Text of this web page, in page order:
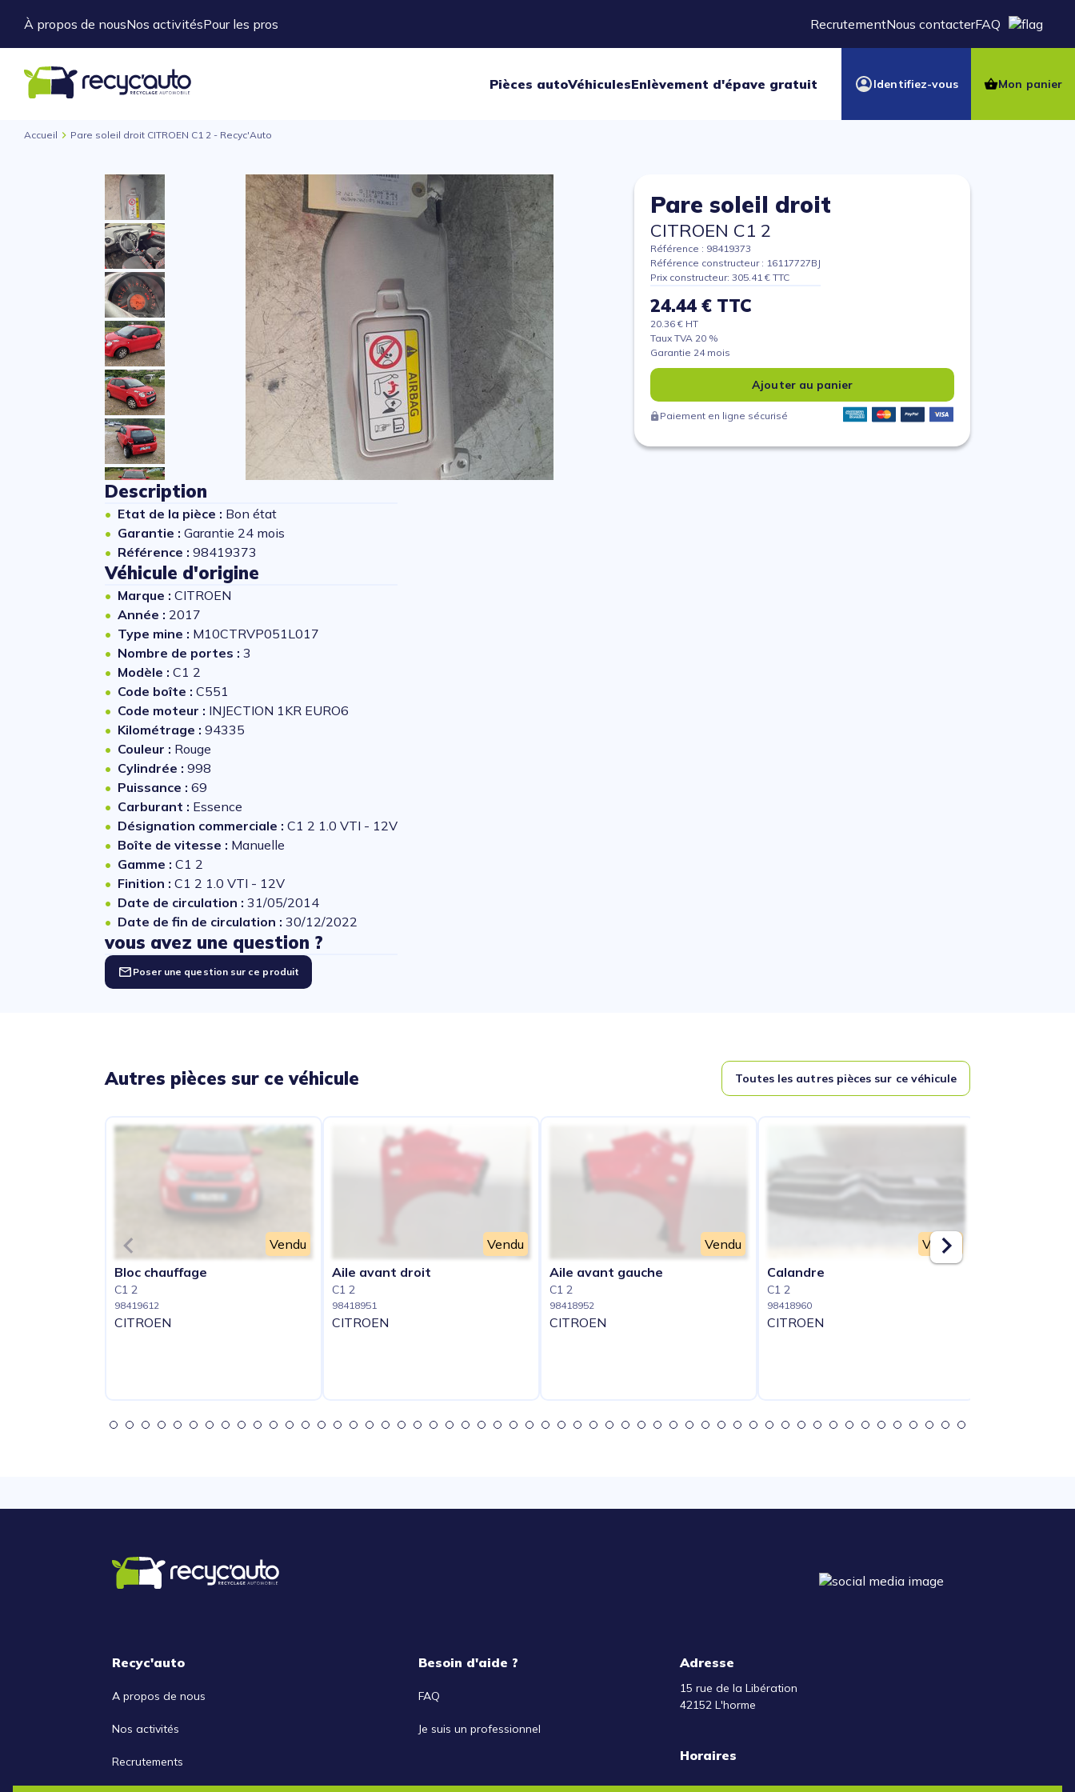
À propos de nousNos activitésPour les pros RecrutementNous contacterFAQ
Pièces autoVéhiculesEnlèvement d'épave gratuit Identifiez-vous Mon panier
Accueil Pare soleil droit CITROEN C1 2 - Recyc'Auto
Description
Etat de la pièce : Bon état
Garantie : Garantie 24 mois
Référence : 98419373
Véhicule d'origine
Marque : CITROEN
Année : 2017
Type mine : M10CTRVP051L017
Nombre de portes : 3
Modèle : C1 2
Code boîte : C551
Code moteur : INJECTION 1KR EURO6
Kilométrage : 94335
Couleur : Rouge
Cylindrée : 998
Puissance : 69
Carburant : Essence
Désignation commerciale : C1 2 1.0 VTI - 12V
Boîte de vitesse : Manuelle
Gamme : C1 2
Finition : C1 2 1.0 VTI - 12V
Date de circulation : 31/05/2014
Date de fin de circulation : 30/12/2022
vous avez une question ?
Poser une question sur ce produit
Pare soleil droit
CITROEN C1 2
Référence : 98419373
Référence constructeur : 16117727BJ
Prix constructeur: 305.41 € TTC
24.44 € TTC
20.36 € HT
Taux TVA 20 %
Garantie 24 mois
Ajouter au panier
Paiement en ligne sécurisé
Autres pièces sur ce véhicule Toutes les autres pièces sur ce véhicule
Vendu
Bloc chauffage
C1 2
98419612
CITROEN
Vendu
Aile avant droit
C1 2
98418951
CITROEN
Vendu
Aile avant gauche
C1 2
98418952
CITROEN
Vendu
Calandre
C1 2
98418960
CITROEN
Recyc'auto
A propos de nous
Nos activités
Recrutements
Besoin d'aide ?
FAQ
Je suis un professionnel
Adresse
15 rue de la Libération
42152 L'horme
Horaires